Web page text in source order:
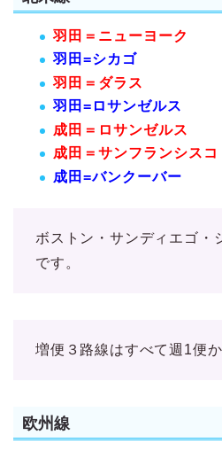
羽田＝ニューヨ
羽田=シカゴ
羽田＝ダラス
羽田=ロサンゼル
成田＝ロサンゼル
成田＝サンフランシ
成田=バンクーバ
ボストン・サンディエゴ・
です。
増便３路線はすべて週1便
欧州線